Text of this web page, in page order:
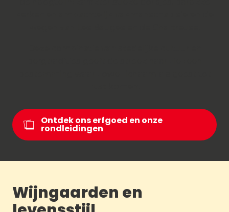
Ontdek ons erfgoed en onze
rondleidingen
Wijngaarden en